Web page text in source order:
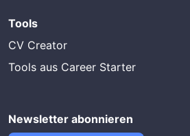
Tools
CV Creator
Tools aus Career Starter
Newsletter abonnieren